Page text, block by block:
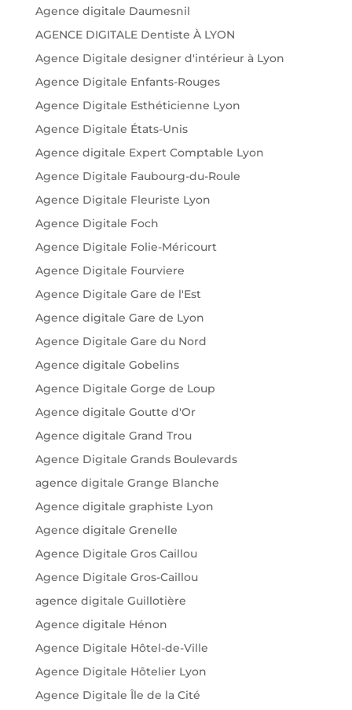
Agence digitale Daumesnil
AGENCE DIGITALE Dentiste À LYON
Agence Digitale designer d'intérieur à Lyon
Agence Digitale Enfants-Rouges
Agence Digitale Esthéticienne Lyon
Agence Digitale États-Unis
Agence digitale Expert Comptable Lyon
Agence Digitale Faubourg-du-Roule
Agence Digitale Fleuriste Lyon
Agence Digitale Foch
Agence Digitale Folie-Méricourt
Agence Digitale Fourviere
Agence Digitale Gare de l'Est
Agence digitale Gare de Lyon
Agence Digitale Gare du Nord
Agence digitale Gobelins
Agence Digitale Gorge de Loup
Agence digitale Goutte d'Or
Agence digitale Grand Trou
Agence Digitale Grands Boulevards
agence digitale Grange Blanche
Agence digitale graphiste Lyon
Agence digitale Grenelle
Agence Digitale Gros Caillou
Agence Digitale Gros-Caillou
agence digitale Guillotière
Agence digitale Hénon
Agence Digitale Hôtel-de-Ville
Agence Digitale Hôtelier Lyon
Agence Digitale Île de la Cité